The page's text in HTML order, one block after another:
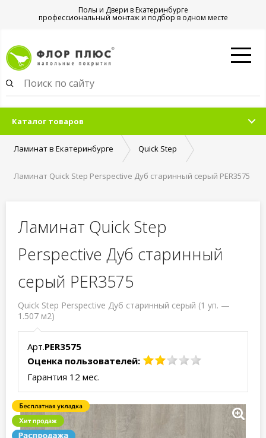
Полы и Двери в Екатеринбурге
профессиональный монтаж и подбор в одном месте
Каталог товаров
Ламинат в Екатеринбурге Quick Step
Ламинат Quick Step Perspective Дуб старинный серый PER3575
Ламинат Quick Step
Perspective Дуб старинный
серый PER3575
Quick Step Perspective Дуб старинный серый (1 уп. —
1.507 м2)
Арт.PER3575
Оценка пользователей:
Гарантия 12 мес.